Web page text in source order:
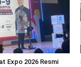
Expo 2026 Resmi